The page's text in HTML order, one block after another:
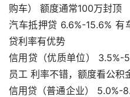
购车） 额度通常100万封顶
汽车抵押贷 6.6%-15.6% 有
贷利率有优势
信用贷（优质单位） 3.5%-
员工 利率不错，额度看公积
信用贷（普通企业） 5.0%-